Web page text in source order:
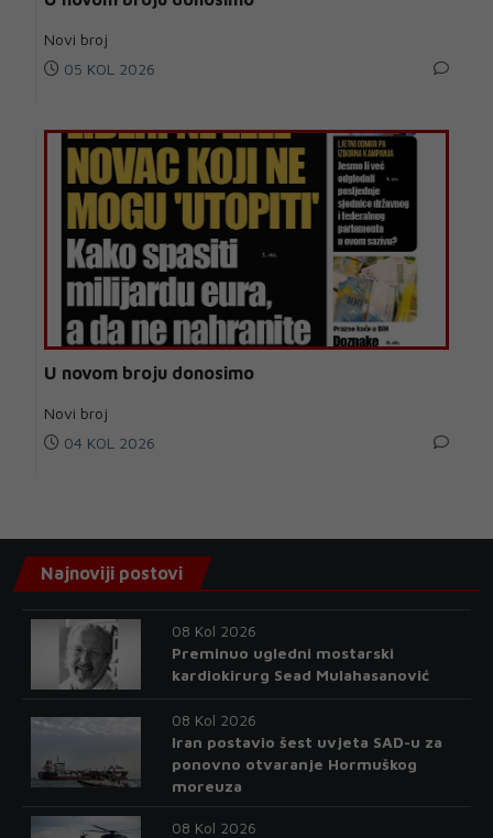
Novi broj
05 KOL 2026
U novom broju donosimo
Novi broj
04 KOL 2026
Najnoviji postovi
08 Kol 2026
Preminuo ugledni mostarski
kardiokirurg Sead Mulahasanović
08 Kol 2026
Iran postavio šest uvjeta SAD-u za
ponovno otvaranje Hormuškog
moreuza
08 Kol 2026